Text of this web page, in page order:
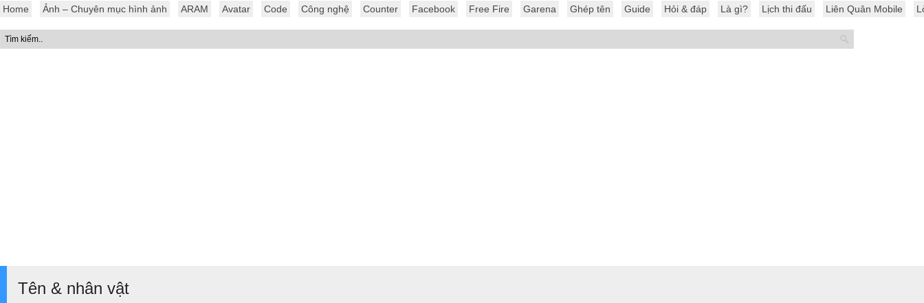
Home Ảnh – Chuyên mục hình ảnh ARAM Avatar Code Công nghệ Counter Facebook Free Fire Garena Ghép tên Guide Hỏi & đáp Là gì? Lịch thi đấu Liên Quân Mobile
Tên & nhân vật